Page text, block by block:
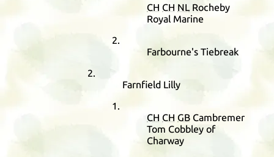
CH CH NL Rocheby
Royal Marine
Farbourne's Tiebreak
Farnfield Lilly
CH CH GB Cambremer
Tom Cobbley of
Charway